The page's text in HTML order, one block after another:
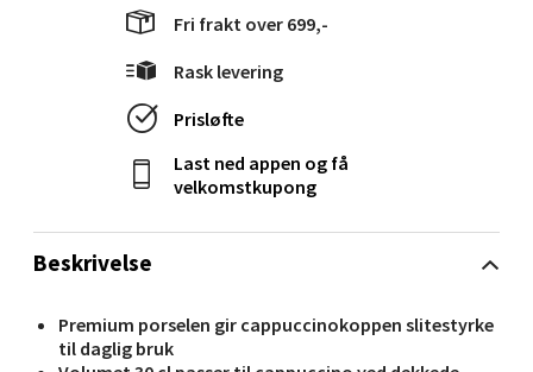
Beskrivelse
Premium porselen gir cappuccinokoppen slitestyrke
til daglig bruk
Fri frakt over 699,-
Rask levering
Prisløfte
Last ned appen og få
velkomstkupong
Narvik - Thon Senter Malmporten
Bolagsgata 1, 8514 Narvik
Åpent i dag 10-20
0 i butikk